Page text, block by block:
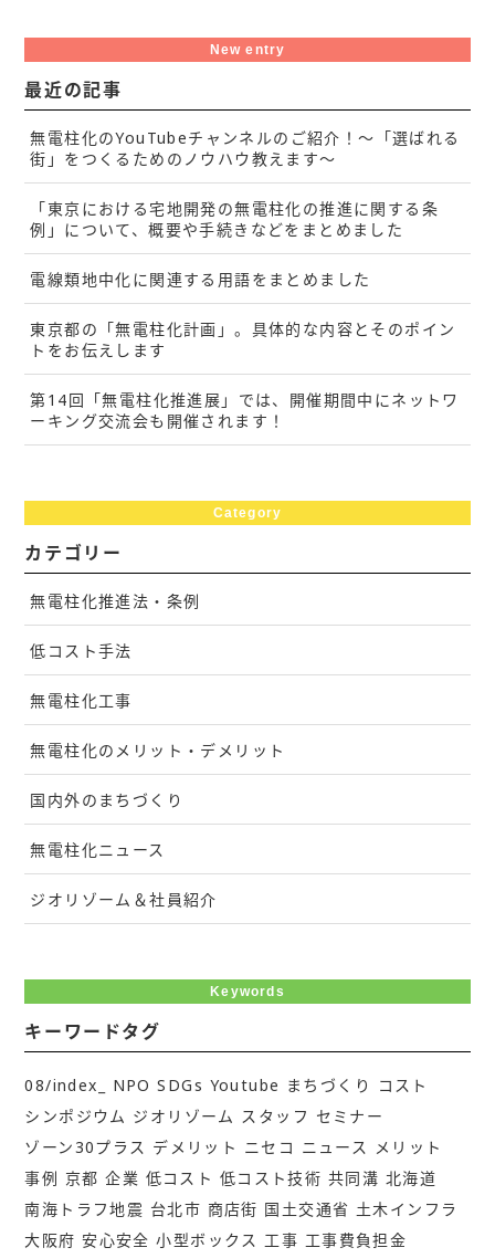
New entry
最近の記事
無電柱化のYouTubeチャンネルのご紹介！～「選ばれる
街」をつくるためのノウハウ教えます～
「東京における宅地開発の無電柱化の推進に関する条
例」について、概要や手続きなどをまとめました
電線類地中化に関連する用語をまとめました
東京都の「無電柱化計画」。具体的な内容とそのポイン
トをお伝えします
第14回「無電柱化推進展」では、開催期間中にネットワ
ーキング交流会も開催されます！
Category
カテゴリー
無電柱化推進法・条例
低コスト手法
無電柱化工事
無電柱化のメリット・デメリット
国内外のまちづくり
無電柱化ニュース
ジオリゾーム＆社員紹介
Keywords
キーワードタグ
08/index_ NPO SDGs Youtube まちづくり
コスト
シンポジウム ジオリゾーム スタッフ セミナー
ゾーン30プラス デメリット ニセコ ニュース
メリット
事例 京都 企業 低コスト 低コスト技術 共同溝 北海道
南海トラフ地震 台北市 商店街 国土交通省 土木インフラ
大阪府 安心安全 小型ボックス 工事 工事費負担金